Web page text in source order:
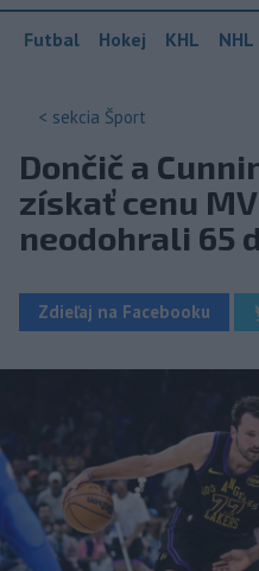
Futbal Hokej KHL NHL
< sekcia Šport
Dončič a
získať cenu
neodohrali 65
Zdieľaj na Facebooku